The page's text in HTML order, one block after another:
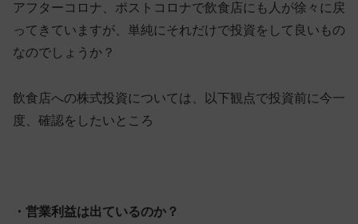
アフターコロナ、ポストコロナで飲食店にも人が徐々に戻
ってきていますが、単純にそれだけで投資をして良いもの
なのでしょうか？
飲食店への株式投資については、以下観点で投資前に今一
度、確認をしたいところ
・営業利益は出ているのか？